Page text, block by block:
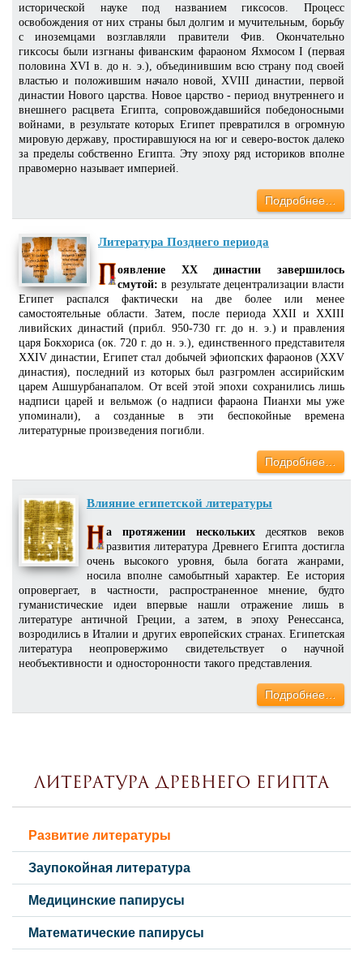
исторической науке под названием гиксосов. Процесс
освобождения от них страны был долгим и мучительным, борьбу
с иноземцами возглавляли правители Фив. Окончательно
гиксосы были изгнаны фиванским фараоном Яхмосом I (первая
половина XVI в. до н. э.), объединившим всю страну под своей
властью и положившим начало новой, XVIII династии, первой
династии Нового царства. Новое царство - период внутреннего и
внешнего расцвета Египта, сопровождавшийся победоносными
войнами, в результате которых Египет превратился в огромную
мировую державу, простиравшуюся на юг и северо-восток далеко
за пределы собственно Египта. Эту эпоху ряд историков вполне
правомерно называет империей.
Подробнее…
Литература Позднего периода
оявление XX династии завершилось
смутой: в результате децентрализации власти
Египет распался фактически на две более или менее
самостоятельные области. Затем, после периода XXII и XXIII
ливийских династий (прибл. 950-730 гг. до н. э.) и правления
царя Бокхориса (ок. 720 г. до н. э.), единственного представителя
XXIV династии, Египет стал добычей эфиопских фараонов (XXV
династия), последний из которых был разгромлен ассирийским
царем Ашшурбанапалом. От всей этой эпохи сохранились лишь
надписи царей и вельмож (о надписи фараона Пианхи мы уже
упоминали), а созданные в эти беспокойные времена
литературные произведения погибли.
Подробнее…
Влияние египетской литературы
а протяжении несколькихдесятков веков
развития литература Древнего Египта достигла
очень высокого уровня, была богата жанрами,
носила вполне самобытный характер. Ее история
опровергает, в частности, распространенное мнение, будто
гуманистические идеи впервые нашли отражение лишь в
литературе античной Греции, а затем, в эпоху Ренессанса,
возродились в Италии и других европейских странах. Египетская
литература неопровержимо свидетельствует о научной
необъективности и односторонности такого представления.
Подробнее…
Литература Древнего Египта
Развитие литературы
Заупокойная литература
Медицинские папирусы
Математические папирусы